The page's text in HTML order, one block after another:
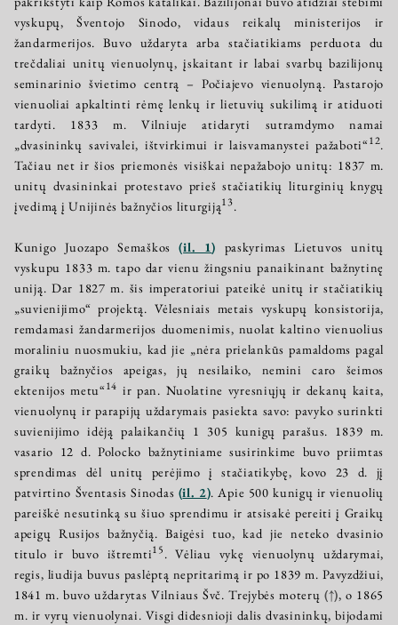
vyskupų, Šventojo Sinodo, vidaus reikalų ministerijos ir
žandarmerijos. Buvo uždaryta arba stačiatikiams perduota du
trečdaliai unitų vienuolynų, įskaitant ir labai svarbų bazilijonų
seminarinio švietimo centrą – Počiajevo vienuolyną. Pastarojo
vienuoliai apkaltinti rėmę lenkų ir lietuvių sukilimą ir atiduoti
tardyti. 1833 m. Vilniuje atidaryti sutramdymo namai
„dvasininkų savivalei, ištvirkimui ir laisvamanystei pažaboti“12.
Tačiau net ir šios priemonės visiškai nepažabojo unitų: 1837 m.
unitų dvasininkai protestavo prieš stačiatikių liturginių knygų
įvedimą į Unijinės bažnyčios liturgiją13.
Kunigo Juozapo Semaškos(il. 1) paskyrimas Lietuvos unitų
vyskupu 1833 m. tapo dar vienu žingsniu panaikinant bažnytinę
uniją. Dar 1827 m. šis imperatoriui pateikė unitų ir stačiatikių
„suvienijimo“ projektą. Vėlesniais metais vyskupų konsistorija,
remdamasi žandarmerijos duomenimis, nuolat kaltino vienuolius
moraliniu nuosmukiu, kad jie „nėra prielankūs pamaldoms pagal
graikų bažnyčios apeigas, jų nesilaiko, nemini caro šeimos
ektenijos metu“14 ir pan. Nuolatine vyresniųjų ir dekanų kaita,
vienuolynų ir parapijų uždarymais pasiekta savo: pavyko surinkti
suvienijimo idėją palaikančių 1 305 kunigų parašus. 1839 m.
vasario 12 d. Polocko bažnytiniame susirinkime buvo priimtas
sprendimas dėl unitų perėjimo į stačiatikybę, kovo 23 d. jį
patvirtino Šventasis Sinodas (il. 2). Apie 500 kunigų ir vienuolių
pareiškė nesutinką su šiuo sprendimu ir atsisakė pereiti į Graikų
apeigų Rusijos bažnyčią. Baigėsi tuo, kad jie neteko dvasinio
titulo ir buvo ištremti15. Vėliau vykę vienuolynų uždarymai,
regis, liudija buvus paslėptą nepritarimą ir po 1839 m. Pavyzdžiui,
1841 m. buvo uždarytas Vilniaus Švč. Trejybės moterų (↑), o 1865
m. ir vyrų vienuolynai. Visgi didesnioji dalis dvasininkų, bijodami